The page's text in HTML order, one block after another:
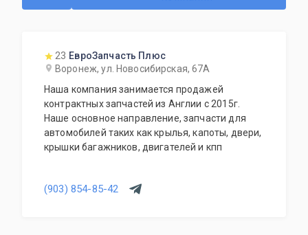
23 ЕвроЗапчасть Плюс
Воронеж, ул. Новосибирская, 67А
Наша компания занимается продажей
контрактных запчастей из Англии с 2015г.
Наше основное направление, запчасти для
автомобилей таких как крылья, капоты, двери,
крышки багажников, двигателей и кпп
(903) 854-85-42